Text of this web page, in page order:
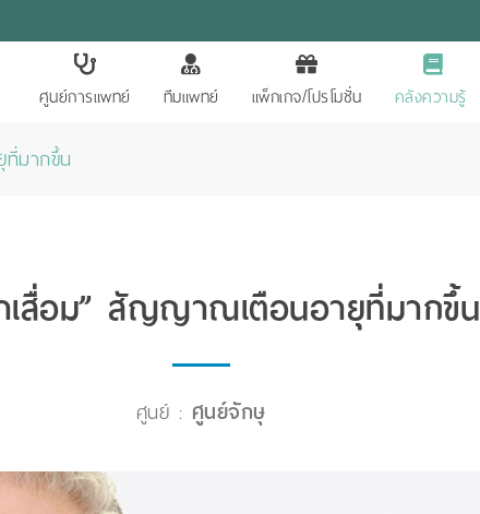
ศูนย์การแพทย์ ทีมแพทย์ แพ็กเกจ/โปรโมชั่น คลังความรู้
มากขึ้น
เสื่อม” สัญญาณเตือนอายุที่มากขึ้น
ศูนย์ : ศูนย์จักษุ